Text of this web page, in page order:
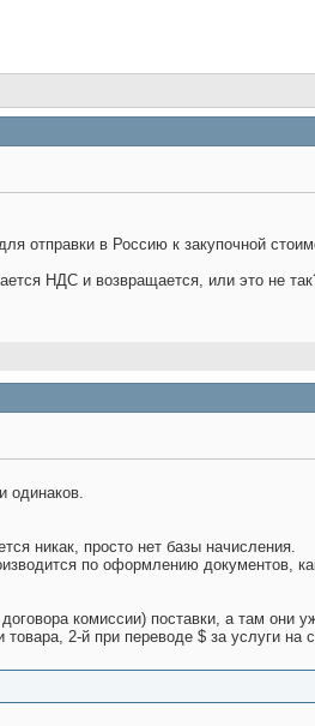
отправки в Россию к закупочной
НДС и возвращается, или это не
одинаков.
никак, просто нет базы начисления.
по оформлению
комиссии) поставки, а там они
2-й при переводе $ за услуги на